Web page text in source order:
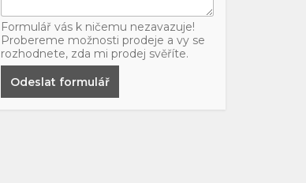
Formulář vás k ničemu nezavazuje!
Probereme možnosti prodeje a vy se
rozhodnete, zda mi prodej svěříte.
Odeslat formulář